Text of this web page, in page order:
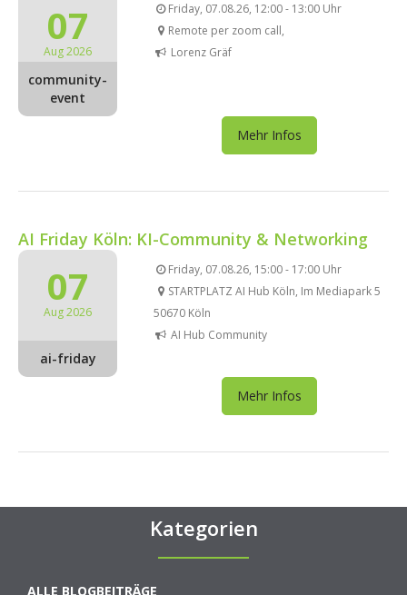
07
Aug 2026
community-
event
Friday, 07.08.26, 12:00 - 13:00 Uhr
Remote per zoom call,
Lorenz Gräf
Mehr Infos
AI Friday Köln: KI-Community & Networking
07
Aug 2026
ai-friday
Friday, 07.08.26, 15:00 - 17:00 Uhr
STARTPLATZ AI Hub Köln, Im Mediapark 5
50670 Köln
AI Hub Community
Mehr Infos
Kategorien
ALLE BLOGBEITRÄGE